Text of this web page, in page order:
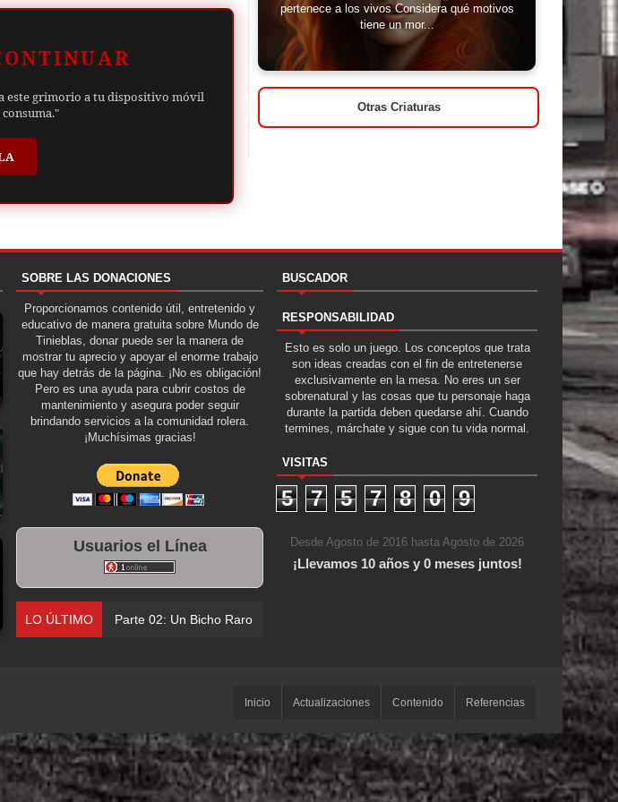
este grimorio a tu dispositivo móvil
pertenece a los vivos Considera qué motivos
tiene un mor...
Otras Criaturas
SOBRE LAS DONACIONES
Proporcionamos contenido útil, entretenido y
educativo de manera gratuita sobre Mundo de
Tinieblas, donar puede ser la manera de
mostrar tu aprecio y apoyar el enorme trabajo
que hay detrás de la página. ¡No es obligación!
Pero es una ayuda para cubrir costos de
mantenimiento y asegura poder seguir
brindando servicios a la comunidad rolera.
¡Muchísimas gracias!
Usuarios el Línea
LO ÚLTIMO Parte 01: Una Misión de Locos
BUSCADOR
RESPONSABILIDAD
Esto es solo un juego. Los conceptos que trata
son ideas creadas con el fin de entretenerse
exclusivamente en la mesa. No eres un ser
sobrenatural y las cosas que tu personaje haga
durante la partida deben quedarse ahí. Cuando
termines, márchate y sigue con tu vida normal.
VISITAS
5 7 5 7 8 0 9
Desde Agosto de 2016 hasta Agosto de 2026
¡Llevamos 10 años y 0 meses juntos!
Inicio Actualizaciones Contenido Referencias